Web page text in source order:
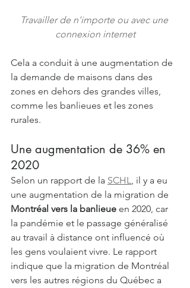
Travailler de n'importe ou avec une
connexion internet
Cela a conduit à une augmentation de
la demande de maisons dans des
zones en dehors des grandes villes,
comme les banlieues et les zones
rurales.
Une augmentation de 36% en
2020
Selon un rapport de la SCHL, il y a eu
une augmentation de la migration de
Montréal vers la banlieue en 2020, car
la pandémie et le passage généralisé
au travail à distance ont influencé où
les gens voulaient vivre. Le rapport
indique que la migration de Montréal
vers les autres régions du Québec a